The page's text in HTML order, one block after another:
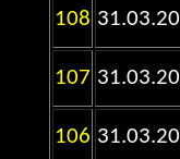
108
107
106